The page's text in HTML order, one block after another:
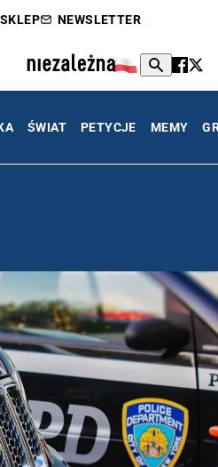
SKLEP NEWSLETTER
ŚWIAT PETYCJE MEMY